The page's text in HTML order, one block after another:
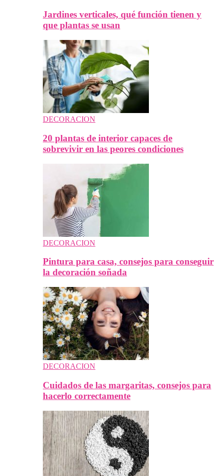
Jardines verticales, qué función tienen y
que plantas se usan
DECORACION
20 plantas de interior capaces de
sobrevivir en las peores condiciones
DECORACION
Pintura para casa, consejos para conseguir
la decoración soñada
DECORACION
Cuidados de las margaritas, consejos para
hacerlo correctamente